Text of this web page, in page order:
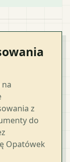
z
do
Opatówek